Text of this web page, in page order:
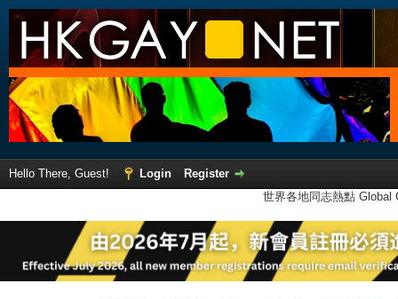
Hello There, Guest! Login
Register
世界各地同志熱點